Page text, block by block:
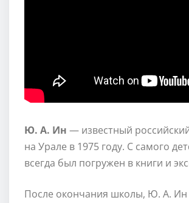
Ю. А. Ин — известный
на Урале в 1975 году. С самого
всегда был погружен в книги и
После окончания школы, Ю. А. Ин